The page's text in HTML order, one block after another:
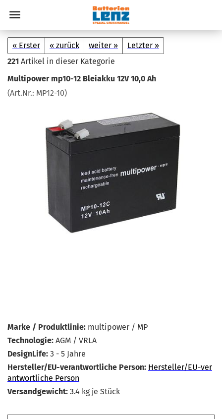
« Erster « zurück weiter »
Letzter »
221 Artikel in dieser Kategorie
Mul­ti­power mp10-​12 Blei­ak­ku 12V 10,0 Ah
(Art.Nr.: MP12-​10)
Marke / Produktlinie: multipower / MP
Technologie: AGM / VRLA
DesignLife: 3 - 5 Jahre
Hersteller/EU-verantwortliche Person: Hersteller/EU-ver
antwortliche Person
Versandgewicht: 3.4 kg je Stück